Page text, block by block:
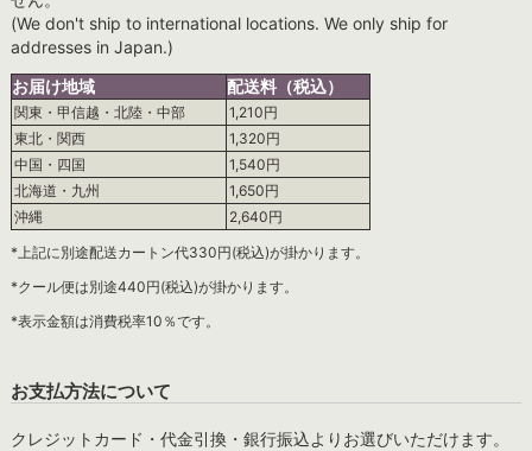
(We don't ship to international locations. We only ship for
addresses in Japan.)
お届け地域
配送料（税込）
関東・甲信越・北陸・中部
1,210円
東北・関西
1,320円
中国・四国
1,540円
北海道・九州
1,650円
沖縄
2,640円
*上記に別途配送カートン代330円(税込)が掛かります。
*クール便は別途440円(税込)が掛かります。
*表示金額は消費税率10％です。
お支払方法について
クレジットカード・代金引換・銀行振込よりお選びいただけます。